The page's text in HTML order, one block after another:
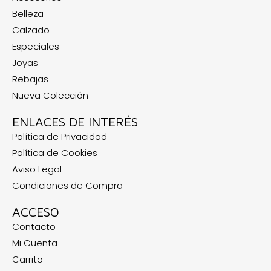
Belleza
Calzado
Especiales
Joyas
Rebajas
Nueva Colección
ENLACES DE INTERÉS
Política de Privacidad
Política de Cookies
Aviso Legal
Condiciones de Compra
ACCESO
Contacto
Mi Cuenta
Carrito